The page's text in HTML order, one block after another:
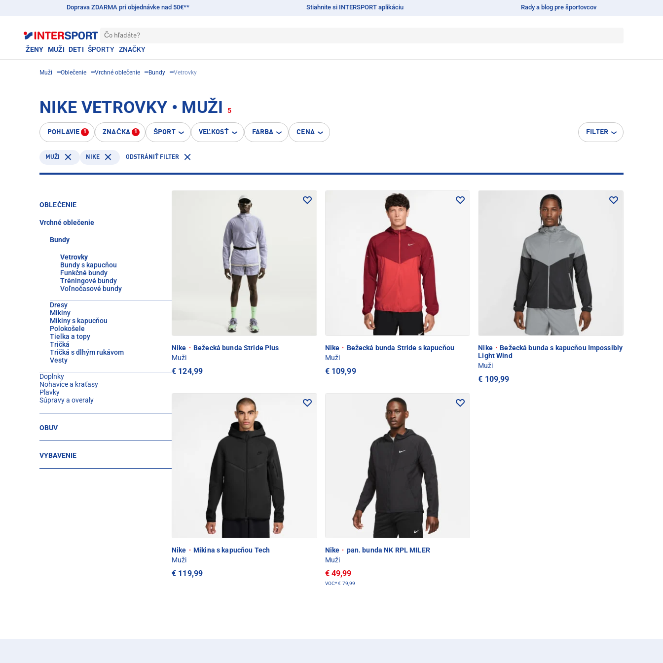
Doprava ZDARMA pri objednávke nad 50€** Stiahnite si INTERSPORT aplikáciu Rady a blog pre športovcov
Čo hľadáte?
ŽENY MUŽI DETI ŠPORTY ZNAČKY
Muži Oblečenie Vrchné oblečenie Bundy Vetrovky
NIKE VETROVKY • MUŽI 5
POHLAVIE 1 ZNAČKA 1 ŠPORT VEĽKOSŤ FARBA CENA FILTER
MUŽI NIKE ODSTRÁNIŤ FILTER
OBLEČENIE
Vrchné oblečenie
Bundy
Vetrovky
Bundy s kapucňou
Funkčné bundy
Tréningové bundy
Voľnočasové bundy
Dresy
Mikiny
Mikiny s kapucňou
Polokošele
Tielka a topy
Tričká
Tričká s dlhým rukávom
Vesty
Doplnky
Nohavice a kraťasy
Plavky
Súpravy a overaly
OBUV
VYBAVENIE
Nike · Bežecká bunda Stride Plus
Muži
€ 124,99
Nike · Bežecká bunda Stride s kapucňou
Muži
€ 109,99
Nike · Bežecká bunda s kapucňou Impossibly
Light Wind
Muži
€ 109,99
Nike · Mikina s kapucňou Tech
Muži
€ 119,99
Nike · pan. bunda NK RPL MILER
Muži
€ 49,99
VOC*€ 79,99